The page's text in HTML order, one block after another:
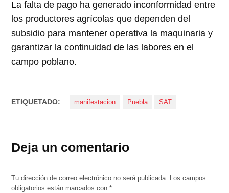
La falta de pago ha generado inconformidad entre
los productores agrícolas que dependen del
subsidio para mantener operativa la maquinaria y
garantizar la continuidad de las labores en el
campo poblano.
ETIQUETADO: manifestacion Puebla SAT
Deja un comentario
Tu dirección de correo electrónico no será publicada. Los campos
obligatorios están marcados con*